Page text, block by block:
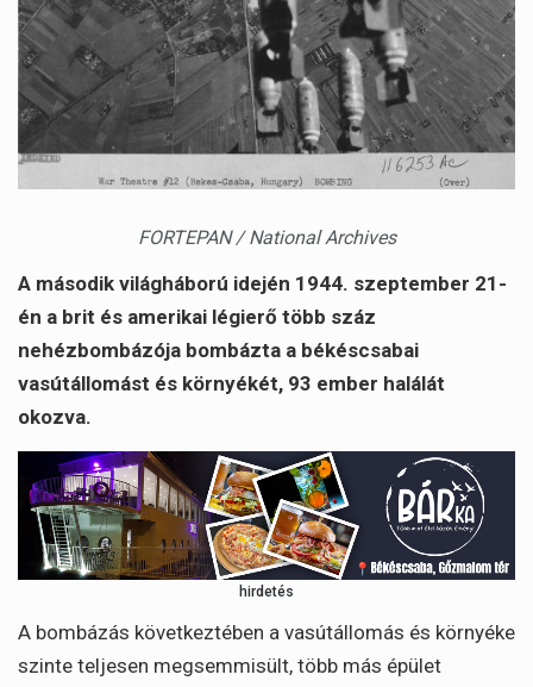
FORTEPAN / National Archives
A második világháború idején 1944. szeptember 21-
én a brit és amerikai légierő több száz
nehézbombázója bombázta a békéscsabai
vasútállomást és környékét, 93 ember halálát
okozva.
hirdetés
A bombázás következtében a vasútállomás és környéke
szinte teljesen megsemmisült, több más épület